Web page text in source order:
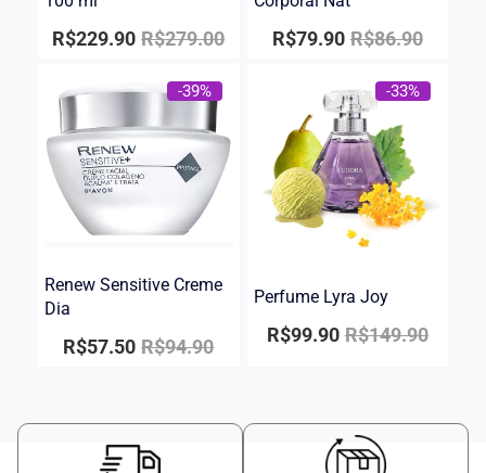
R$279.00
R$229.90 R$86.90
R$79.90
-39%
Renew Sensitive Creme
Dia
R$94.90
R$57.50
-33%
Perfume Lyra Joy
R$149.90
R$99.90